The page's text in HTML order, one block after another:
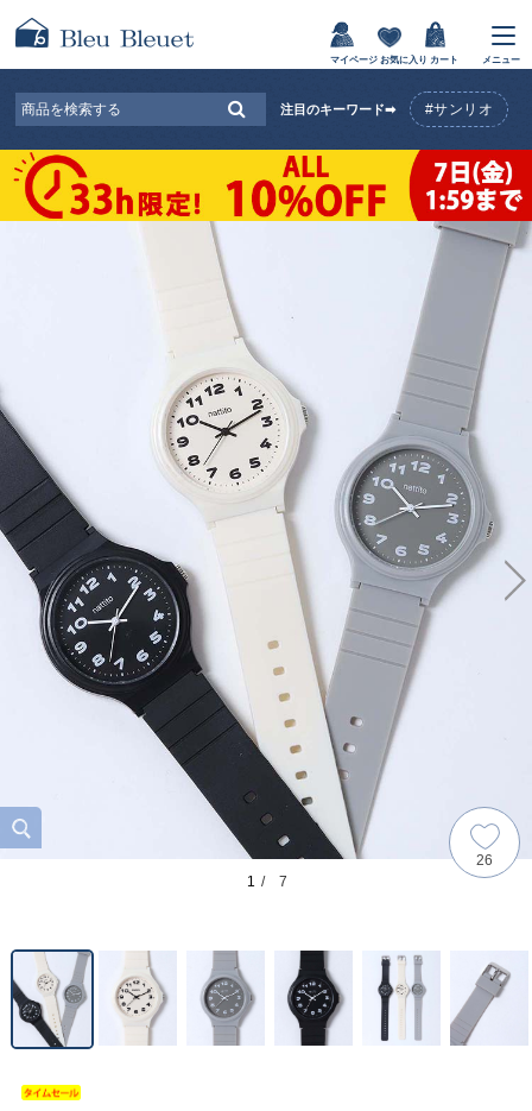
マイページ お気に入り カート メニュー
注目のキーワード➡ #サンリオ
1 / 7
26